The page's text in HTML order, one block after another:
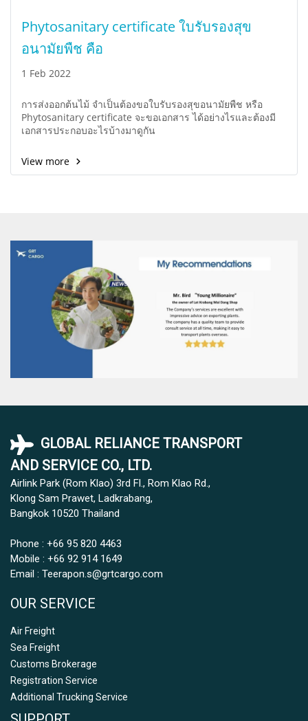
Phytosanitary certificate ใบรับรองสุข
อนามัยพืช คือ
1 Feb 2022
การส่งออกต้นไม้ จำเป็นต้องขอใบรับรองสุขอนามัยพืช หรือ
Phytosanitary certificate จะขอเอกสาร ได้อย่างไรและต้องมี
เอกสารประกอบอะไรบ้างมาดูกัน
View more
GLOBAL RELIANCE TRANSPORT
AND SERVICE CO., LTD.
Airlink Park (Rom Klao) 3rd Fl., Rom Klao Rd.,
Klong Sam Prawet, Ladkrabang,
Bangkok 10520 Thailand
Phone : +66 95 820 4463
Mobile : +66 92 914 1649
Email : Teerapon.s@grtcargo.com
OUR SERVICE
Air Freight
Sea Freight
Customs Brokerage
Registration Service
Additional Trucking Service